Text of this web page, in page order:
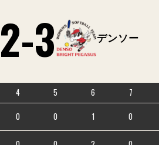
2-3 デンソー
4 5 6 7
0 0 1 0